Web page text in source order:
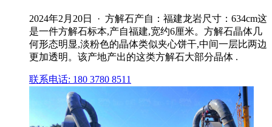
2024年2月20日 · 方解石产自：福建龙岩尺寸：634cm这
是一件方解石标本,产自福建,宽约6厘米。方解石晶体几
何形态明显,淡粉色的晶体类似夹心饼干,中间一层比两边
更加透明。该产地产出的这类方解石大部分晶体 .
联系电话: 180 3780 8511